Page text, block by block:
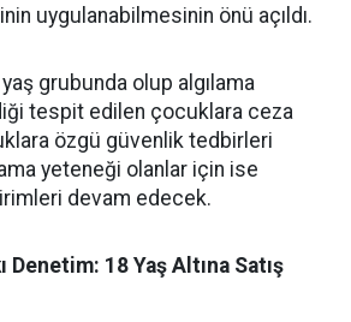
uygulanabilmesinin önü açıldı.
grubunda olup algılama
tespit edilen çocuklara ceza
özgü güvenlik tedbirleri
yeteneği olanlar için ise
devam edecek.
Denetim: 18 Yaş Altına Satış